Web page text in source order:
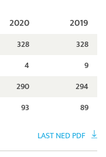
2020 2019
328
328
4
9
290
294
93 89
LAST NED PDF